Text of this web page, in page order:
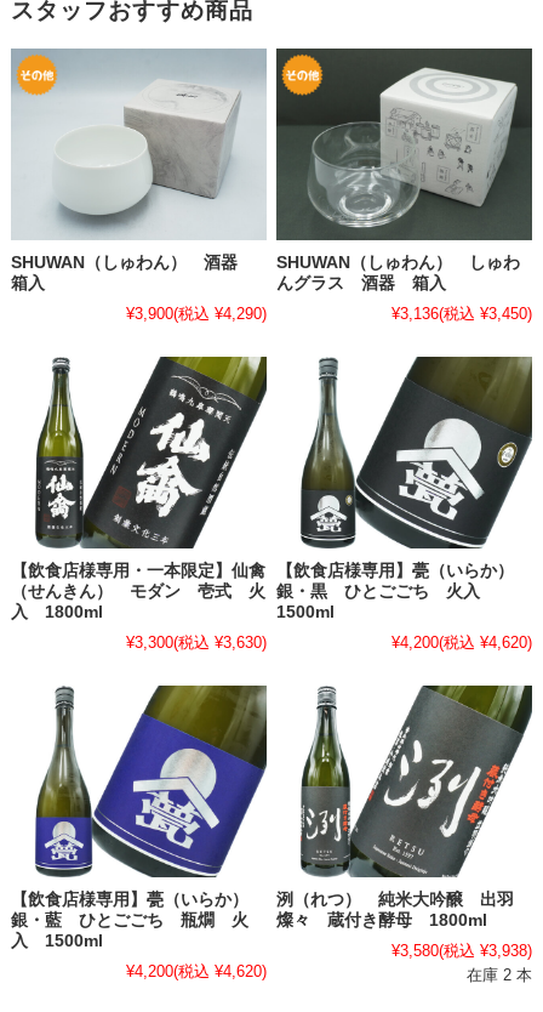
スタッフおすすめ商品
SHUWAN（しゅわん） 酒器
箱入
¥3,900(税込 ¥4,290)
SHUWAN（しゅわん） しゅわ
んグラス 酒器 箱入
¥3,136(税込 ¥3,450)
【飲食店様専用・一本限定】仙禽
（せんきん） モダン 壱式 火
入 1800ml
¥3,300(税込 ¥3,630)
【飲食店様専用】甍（いらか）
銀・黒 ひとごごち 火入
1500ml
¥4,200(税込 ¥4,620)
【飲食店様専用】甍（いらか）
銀・藍 ひとごごち 瓶燗 火
入 1500ml
¥4,200(税込 ¥4,620)
洌（れつ） 純米大吟醸 出羽
燦々 蔵付き酵母 1800ml
¥3,580(税込 ¥3,938)
在庫 2 本